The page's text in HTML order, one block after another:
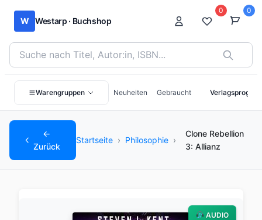
W Westarp · Buchshop
Bücher suchen nach Titel, Autor:in oder ISBN
0 0
Warengruppen Neuheiten Gebraucht
←
Zurück
Startseite › Philosophie ›
Clone Rebellion
3: Allianz
AUDIO